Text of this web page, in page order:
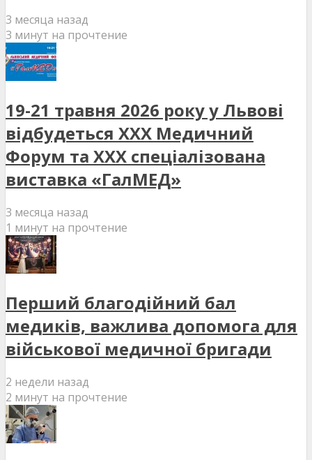
3 месяца назад
3 минут на прочтение
19-21 травня 2026 року у Львові
відбудеться XXX Медичний
Форум та XXX спеціалізована
виставка «ГалМЕД»
3 месяца назад
1 минут на прочтение
Перший благодійний бал
медиків, важлива допомога для
військової медичної бригади
2 недели назад
2 минут на прочтение